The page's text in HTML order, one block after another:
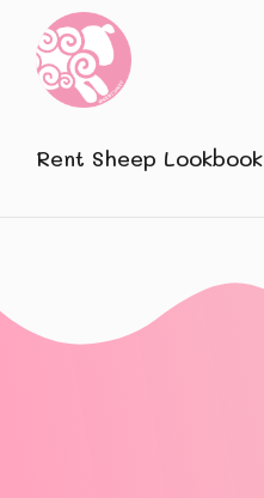
Rent Sheep Lookbook